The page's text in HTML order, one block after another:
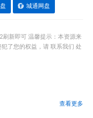
城通网盘
新即可 温馨提示：本资源来
了您的权益，请 联系我们 处
查看更多